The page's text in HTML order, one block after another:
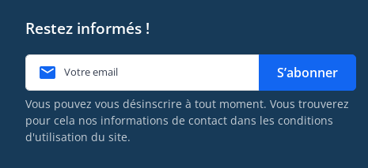
Restez informés !
 S’abonner
Vous pouvez vous désinscrire à tout moment. Vous trouverez
pour cela nos informations de contact dans les conditions
d'utilisation du site.